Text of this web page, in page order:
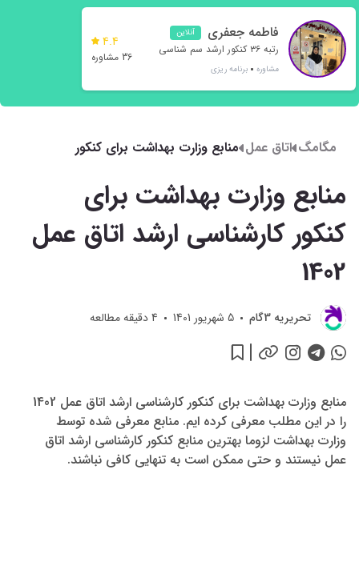
فاطمه جعفری آنلاین
رتبه ۳۶ کنکور ارشد سم شناسی
مشاوره برنامه ریزی
4.4
36 مشاوره
مگامگ اتاق عمل منابع وزارت بهداشت برای کنکور
منابع وزارت بهداشت برای
کنکور کارشناسی ارشد اتاق عمل
1402
تحريريه 3گام 5 شهریور 1401 4دقیقه مطالعه
منابع وزارت بهداشت برای کنکور کارشناسی ارشد اتاق عمل 1402
را در این مطلب معرفی کرده ایم. منابع معرفی شده توسط
وزارت بهداشت لزوما بهترین منابع کنکور کارشناسی ارشد اتاق
عمل نیستند و حتی ممکن است به تنهایی کافی نباشند.